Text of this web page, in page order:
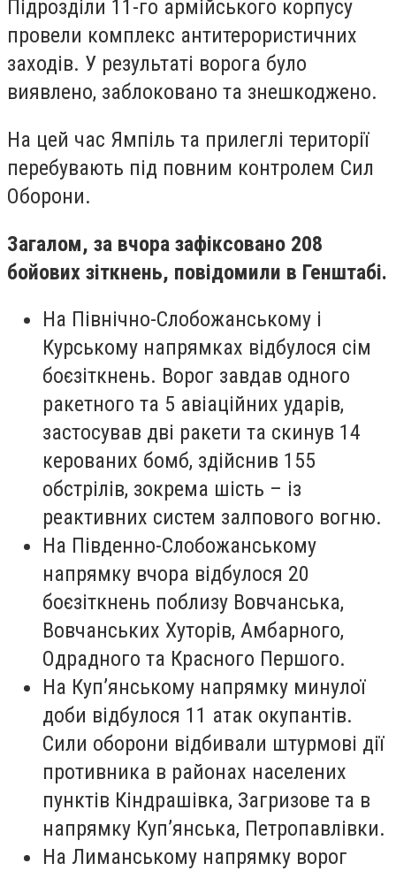
Підрозділи 11-го армійського корпусу
провели комплекс антитерористичних
заходів. У результаті ворога було
виявлено, заблоковано та знешкоджено.
На цей час Ямпіль та прилеглі території
перебувають під повним контролем Сил
Оборони.
Загалом, за вчора зафіксовано 208
бойових зіткнень, повідомили в Генштабі.
На Північно-Слобожанському і
Курському напрямках відбулося сім
боєзіткнень. Ворог завдав одного
ракетного та 5 авіаційних ударів,
застосував дві ракети та скинув 14
керованих бомб, здійснив 155
обстрілів, зокрема шість – із
реактивних систем залпового вогню.
На Південно-Слобожанському
напрямку вчора відбулося 20
боєзіткнень поблизу Вовчанська,
Вовчанських Хуторів, Амбарного,
Одрадного та Красного Першого.
На Куп’янському напрямку минулої
доби відбулося 11 атак окупантів.
Сили оборони відбивали штурмові дії
противника в районах населених
пунктів Кіндрашівка, Загризове та в
напрямку Куп’янська, Петропавлівки.
На Лиманському напрямку ворог